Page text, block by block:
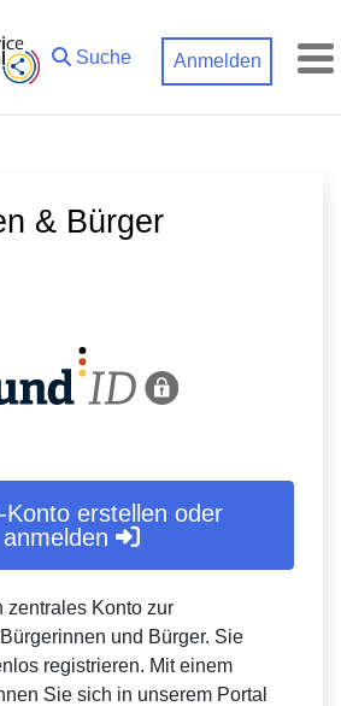
Suche Anmelden
& Bürger
Konto erstellen oder
anmelden
zentrales Konto zur
und Bürger. Sie
registrieren. Mit einem
Sie sich in unserem Portal